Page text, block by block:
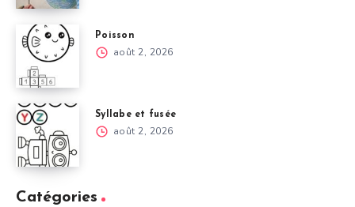
Poisson
août 2, 2026
Syllabe et fusée
août 2, 2026
Catégories